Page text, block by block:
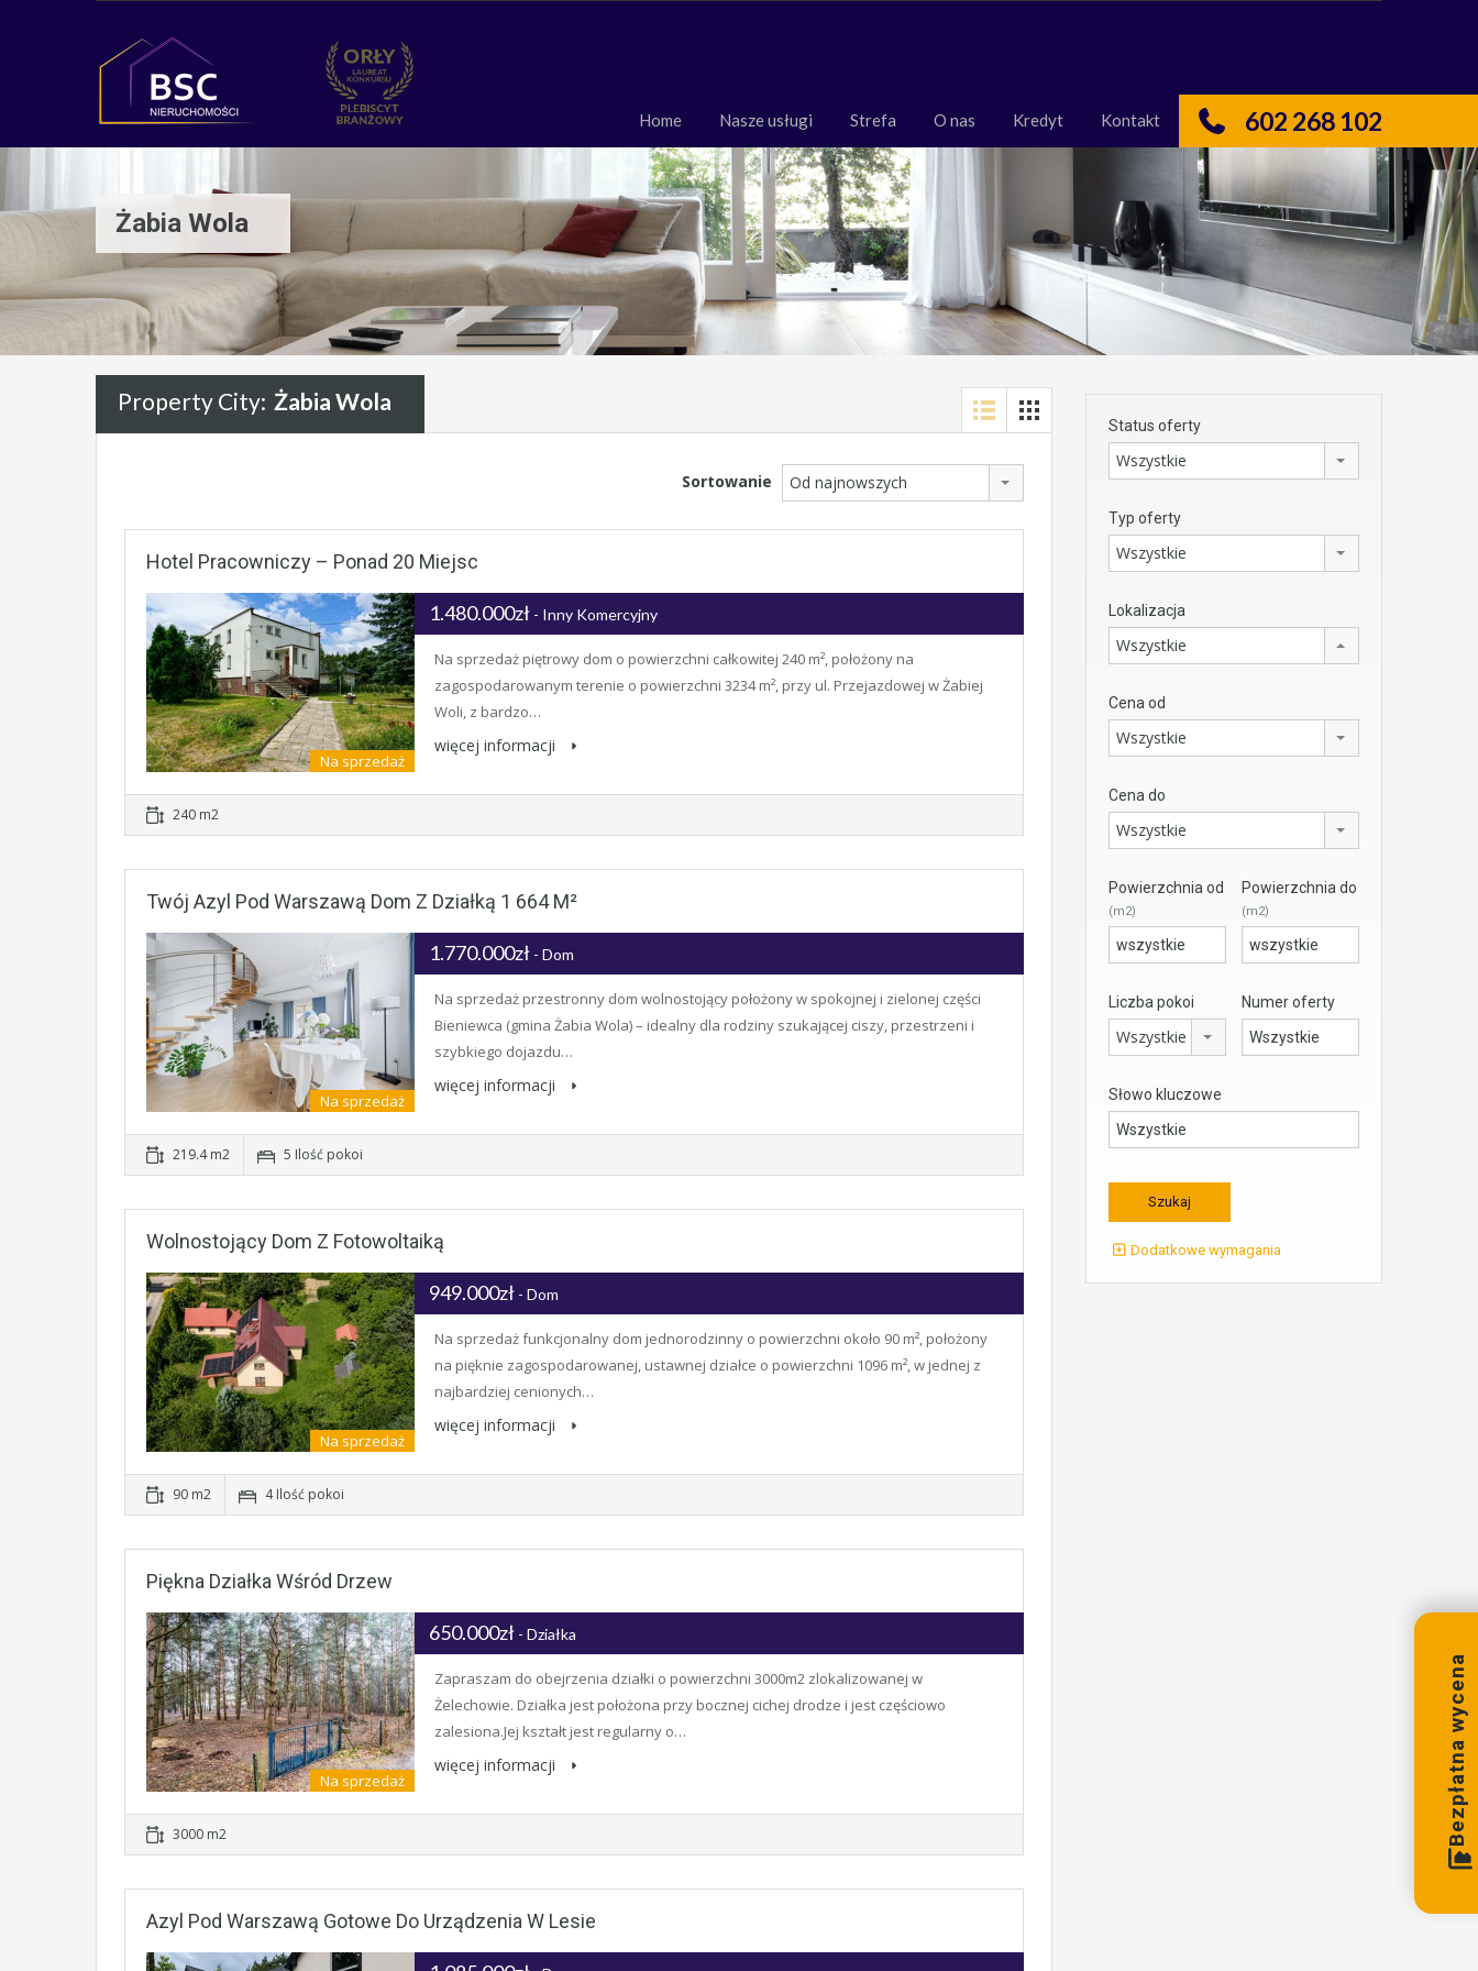
602 268 102
Home Nasze usługi Strefa O nas Kredyt Kontakt
Żabia Wola
Property City: Żabia Wola
Sortowanie Od najnowszych
Hotel Pracowniczy – Ponad 20 Miejsc
Na sprzedaż
1.480.000zł - Inny Komercyjny
Na sprzedaż piętrowy dom o powierzchni całkowitej 240 m², położony na
zagospodarowanym terenie o powierzchni 3234 m², przy ul. Przejazdowej w Żabiej
Woli, z bardzo…
więcej informacji
240 m2
Twój Azyl Pod Warszawą Dom Z Działką 1 664 M²
Na sprzedaż
1.770.000zł - Dom
Na sprzedaż przestronny dom wolnostojący położony w spokojnej i zielonej części
Bieniewca (gmina Żabia Wola) – idealny dla rodziny szukającej ciszy, przestrzeni i
szybkiego dojazdu…
więcej informacji
219.4 m2 5 Ilość pokoi
Wolnostojący Dom Z Fotowoltaiką
Na sprzedaż
949.000zł - Dom
Na sprzedaż funkcjonalny dom jednorodzinny o powierzchni około 90 m², położony
na pięknie zagospodarowanej, ustawnej działce o powierzchni 1096 m², w jednej z
najbardziej cenionych…
więcej informacji
90 m2 4 Ilość pokoi
Piękna Działka Wśród Drzew
Na sprzedaż
650.000zł - Działka
Zapraszam do obejrzenia działki o powierzchni 3000m2 zlokalizowanej w
Żelechowie. Działka jest położona przy bocznej cichej drodze i jest częściowo
zalesiona.Jej kształt jest regularny o…
więcej informacji
3000 m2
Azyl Pod Warszawą Gotowe Do Urządzenia W Lesie
Status oferty
Wszystkie
Typ oferty
Wszystkie
Lokalizacja
Wszystkie
Cena od
Wszystkie
Cena do
Wszystkie
Powierzchnia od
(m2)
Powierzchnia do
(m2)
Liczba pokoi
Wszystkie
Numer oferty
Słowo kluczowe
Dodatkowe wymagania
Bezpłatna wycena